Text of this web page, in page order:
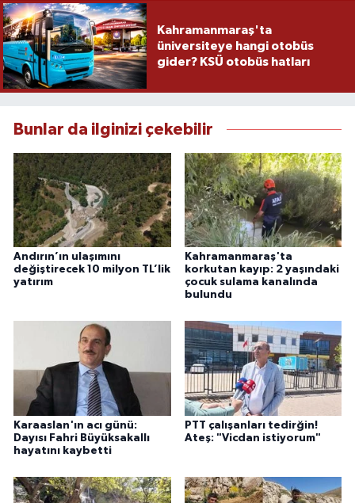
Kahramanmaraş'ta
üniversiteye hangi otobüs
gider? KSÜ otobüs hatları
Bunlar da ilginizi çekebilir
Andırın’ın ulaşımını
değiştirecek 10 milyon TL’lik
yatırım
Kahramanmaraş'ta
korkutan kayıp: 2 yaşındaki
çocuk sulama kanalında
bulundu
Karaaslan'ın acı günü:
Dayısı Fahri Büyüksakallı
hayatını kaybetti
PTT çalışanları tedirğin!
Ateş: "Vicdan istiyorum"